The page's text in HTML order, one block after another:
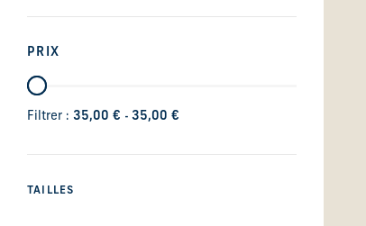
PRIX
Filtrer : 35,00 € - 35,00 €
TAILLES